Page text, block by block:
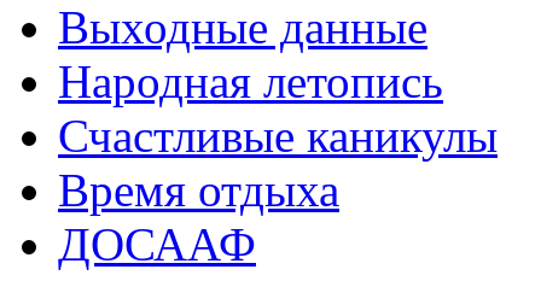
Выходные данные
Народная летопись
Счастливые каникулы
Время отдыха
ДОСААФ